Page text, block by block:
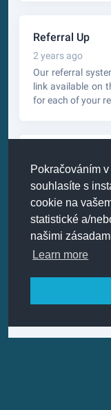
Pokračováním
souhlasíte s
cookie na
statistické a/
našimi
Learn more
Referral Up
2 years ago
Our referral
link available on
for each of your
2 years ago
Torrents are now